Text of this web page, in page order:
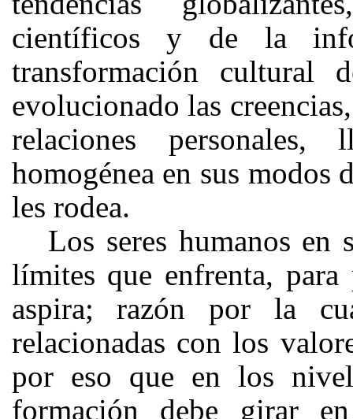
científicos y de la
transformación
evolucionado las
relaciones
homogénea en sus modos
les rodea.
Los seres humanos en
límites que enfrenta,
aspira; razón por la
relacionadas con los
por eso que en los
formación debe girar